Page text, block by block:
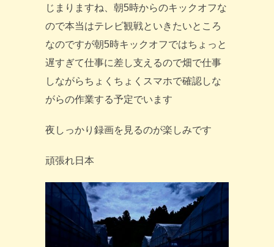
じまりますね、朝5時からのキックオフな
ので本当はテレビ観戦といきたいところ
なのですが朝5時キックオフではちょっと
遅すぎて仕事に差し支えるので畑で仕事
しながらちょくちょくスマホで確認しな
がらの作業する予定でいます
夜しっかり録画を見るのが楽しみです
頑張れ日本